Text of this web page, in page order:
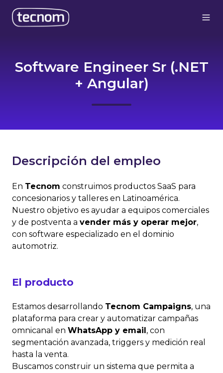
Software Engineer Sr (.NET
+ Angular)
Descripción del empleo
En Tecnom construimos productos SaaS para
concesionarios y talleres en Latinoamérica.
Nuestro objetivo es ayudar a equipos comerciales
y de postventa a vender más y operar mejor,
con software especializado en el dominio
automotriz.
El producto
Estamos desarrollando Tecnom Campaigns, una
plataforma para crear y automatizar campañas
omnicanal en WhatsApp y email , con
segmentación avanzada, triggers y medición real
hasta la venta.
Buscamos construir un sistema que permita a